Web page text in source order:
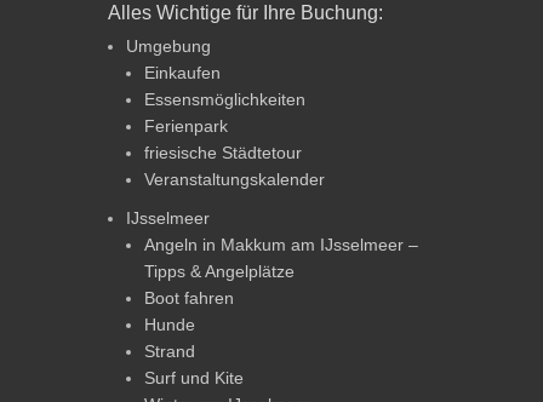
Alles Wichtige für Ihre Buchung:
Umgebung
Einkaufen
Essensmöglichkeiten
Ferienpark
friesische Städtetour
Veranstaltungskalender
IJsselmeer
Angeln in Makkum am IJsselmeer –
Tipps & Angelplätze
Boot fahren
Hunde
Strand
Surf und Kite